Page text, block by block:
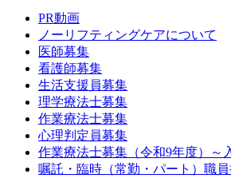
PR動画
ノーリフティングケアについて
医師募集
看護師募集
生活支援員募集
理学療法士募集
作業療法士募集
心理判定員募集
作業療法士募集（令和9年度）～
嘱託・臨時（常勤・パート）職